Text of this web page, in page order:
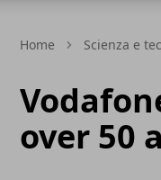
Home Scienza e
over 50